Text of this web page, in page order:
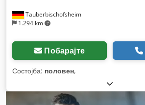
Tauberbischofsheim
1.294 km
Побарајте
Состојба: половен,